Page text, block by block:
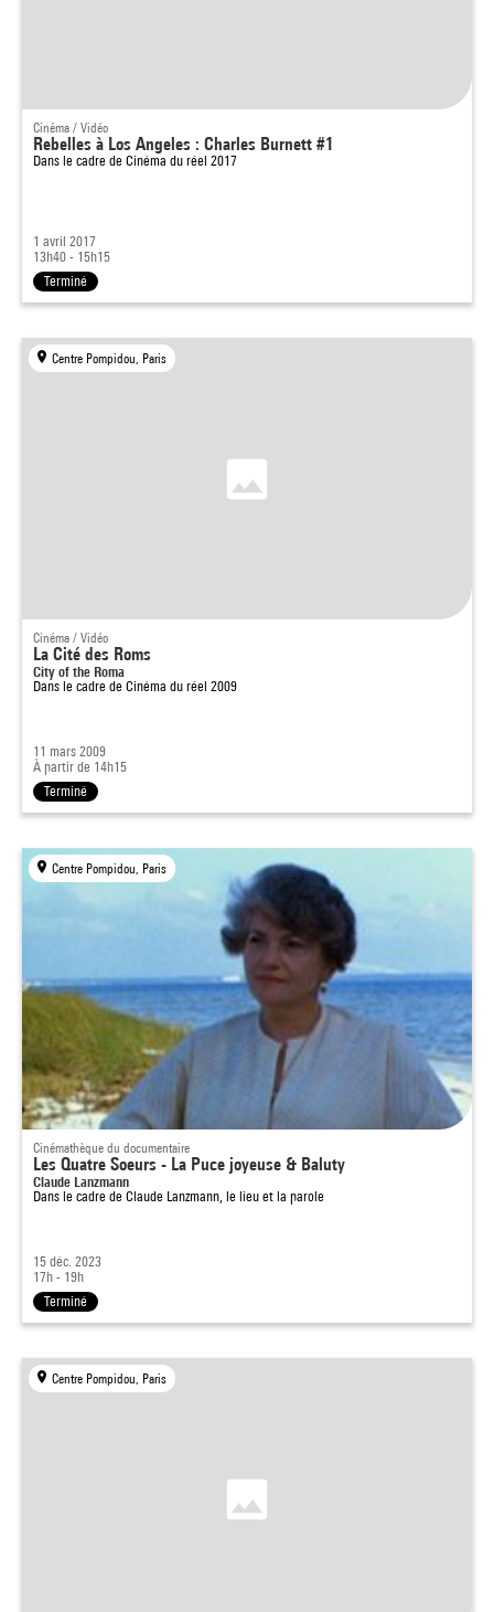
Cinéma / Vidéo
Rebelles à Los Angeles : Charles Burnett #1
Dans le cadre de Cinéma du réel 2017
1 avril 2017
13h40 - 15h15
Terminé
Centre Pompidou, Paris
Cinéma / Vidéo
La Cité des Roms
City of the Roma
Dans le cadre de Cinéma du réel 2009
11 mars 2009
À partir de 14h15
Terminé
Centre Pompidou, Paris
Cinémathèque du documentaire
Les Quatre Soeurs - La Puce joyeuse & Baluty
Claude Lanzmann
Dans le cadre de Claude Lanzmann, le lieu et la parole
15 déc. 2023
17h - 19h
Terminé
Centre Pompidou, Paris